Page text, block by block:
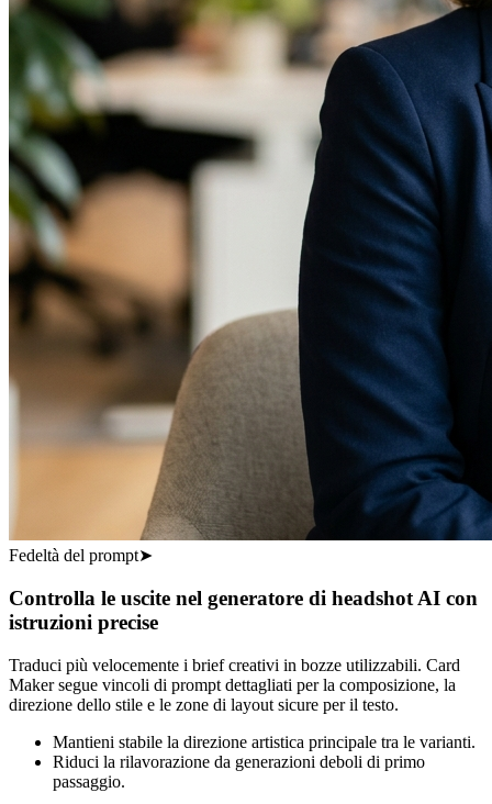
Fedeltà del prompt➤
Controlla le uscite nel generatore di headshot AI con
istruzioni precise
Traduci più velocemente i brief creativi in bozze utilizzabili. Card
Maker segue vincoli di prompt dettagliati per la composizione, la
direzione dello stile e le zone di layout sicure per il testo.
Mantieni stabile la direzione artistica principale tra le varianti.
Riduci la rilavorazione da generazioni deboli di primo
passaggio.